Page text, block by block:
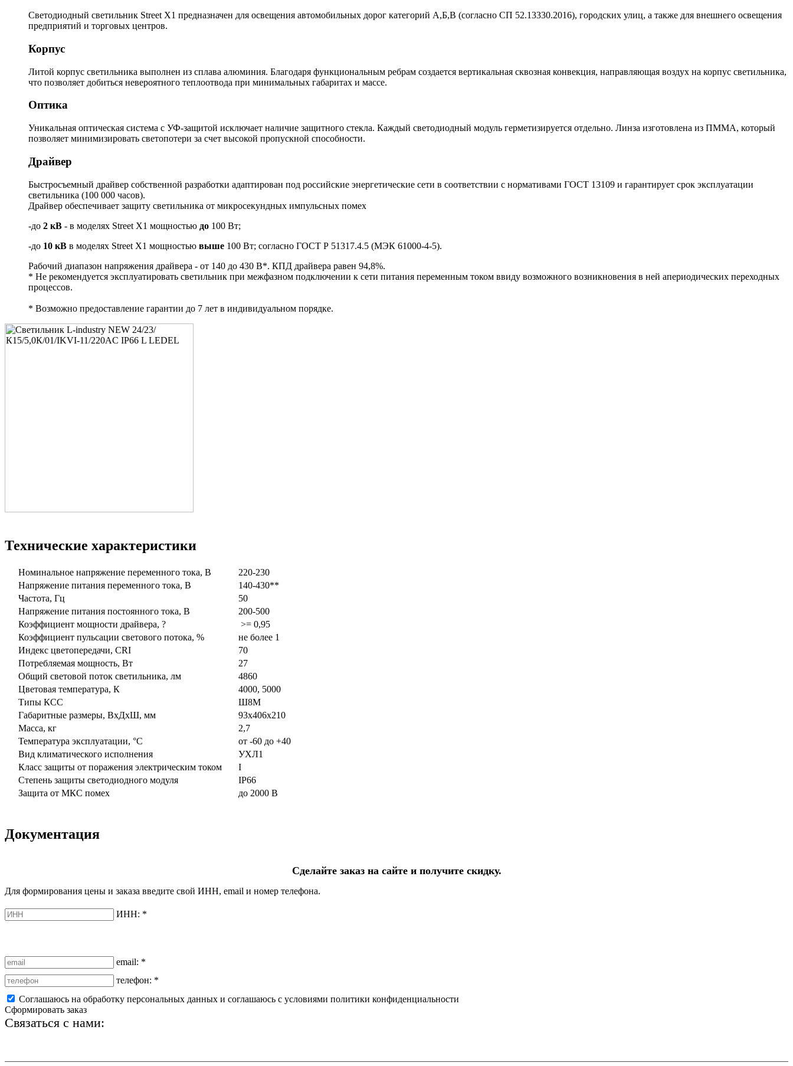
Светодиодный светильник Street X1 предназначен для освещения автомобильных дорог категорий А,Б,В (согласно СП 52.13330.2016), городских улиц, а также для внешнего освещения
предприятий и торговых центров.
Корпус
Литой корпус светильника выполнен из сплава алюминия. Благодаря функциональным ребрам создается вертикальная сквозная конвекция, направляющая воздух на корпус светильника,
что позволяет добиться невероятного теплоотвода при минимальных габаритах и массе.
Оптика
Уникальная оптическая система с УФ-защитой исключает наличие защитного стекла. Каждый светодиодный модуль герметизируется отдельно. Линза изготовлена из ПММА, который
позволяет минимизировать светопотери за счет высокой пропускной способности.
Драйвер
Быстросъемный драйвер собственной разработки адаптирован под российские энергетические сети в соответствии с нормативами ГОСТ 13109 и гарантирует срок эксплуатации
светильника (100 000 часов).
Драйвер обеспечивает защиту светильника от микросекундных импульсных помех
-до 2 кВ - в моделях Street X1 мощностью до 100 Вт;
-до 10 кВ в моделях Street X1 мощностью выше 100 Вт; согласно ГОСТ Р 51317.4.5 (МЭК 61000-4-5).
Рабочий диапазон напряжения драйвера - от 140 до 430 В*. КПД драйвера равен 94,8%.
* Не рекомендуется эксплуатировать светильник при межфазном подключении к сети питания переменным током ввиду возможного возникновения в ней апериодических переходных
процессов.
* Возможно предоставление гарантии до 7 лет в индивидуальном порядке.
Технические характеристики
Номинальное напряжение переменного тока, В
220-230
Напряжение питания переменного тока, В
140-430**
Частота, Гц
50
Напряжение питания постоянного тока, В
200-500
Коэффициент мощности драйвера, ?
>= 0,95
Коэффициент пульсации светового потока, %
не более 1
Индекс цветопередачи, CRI
70
Потребляемая мощность, Вт
27
Общий световой поток светильника, лм
4860
Цветовая температура, К
4000, 5000
Типы КСС
Ш8М
Габаритные размеры, ВxДxШ, мм
93x406x210
Масса, кг
2,7
Температура эксплуатации, °С
от -60 до +40
Вид климатического исполнения
УХЛ1
Класс защиты от поражения электрическим током
I
Степень защиты светодиодного модуля
IP66
Защита от МКС помех
до 2000 В
Документация
Сделайте заказ на сайте и получите скидку.
Для формирования цены и заказа введите свой ИНН, email и номер телефона.
ИНН: *
email: *
телефон: *
Соглашаюсь на обработку персональных данных и соглашаюсь с условиями политики конфиденциальности
Сформировать заказ
Связаться с нами: